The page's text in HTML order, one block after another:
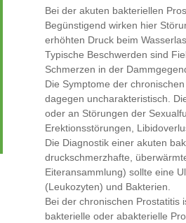
Bei der akuten bakteriellen
Begünstigend wirken hier
erhöhten Druck beim
Typische Beschwerden sind
Schmerzen in der
Die Symptome der
dagegen uncharakteristisch.
oder an Störungen der
Erektionsstörungen,
Die Diagnostik einer akuten
druckschmerzhafte,
Eiteransammlung) sollte eine
(Leukozyten) und Bakterien.
Bei der chronischen Prostatitis
bakterielle oder abakterielle